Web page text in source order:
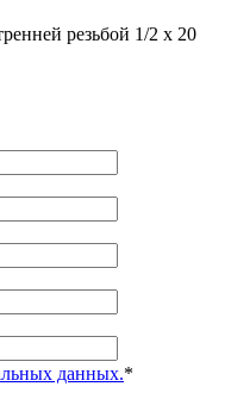
резьбой 1/2 х 20
данных.*